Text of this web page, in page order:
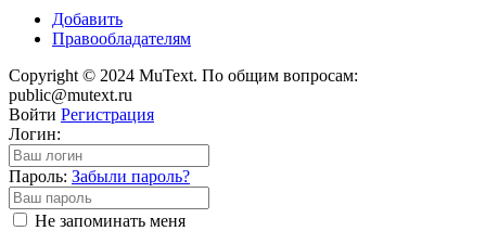
Добавить
Правообладателям
Copyright © 2024 MuText. По общим вопросам:
public@mutext.ru
Войти Регистрация
Логин:
Пароль: Забыли пароль?
Не запоминать меня